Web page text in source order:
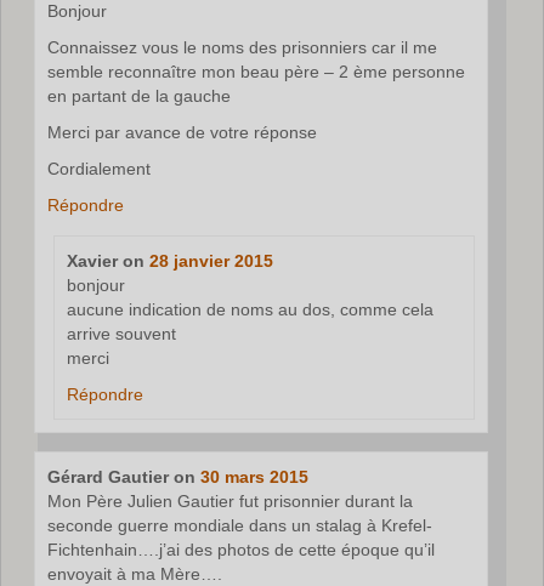
Bonjour
Connaissez vous le noms des prisonniers car il me
semble reconnaître mon beau père – 2 ème personne
en partant de la gauche
Merci par avance de votre réponse
Cordialement
Répondre
Xavieron 28 janvier 2015
bonjour
aucune indication de noms au dos, comme cela
arrive souvent
merci
Répondre
Gérard Gautieron30 mars 2015
Mon Père Julien Gautier fut prisonnier durant la
seconde guerre mondiale dans un stalag à Krefel-
Fichtenhain….j’ai des photos de cette époque qu’il
envoyait à ma Mère….